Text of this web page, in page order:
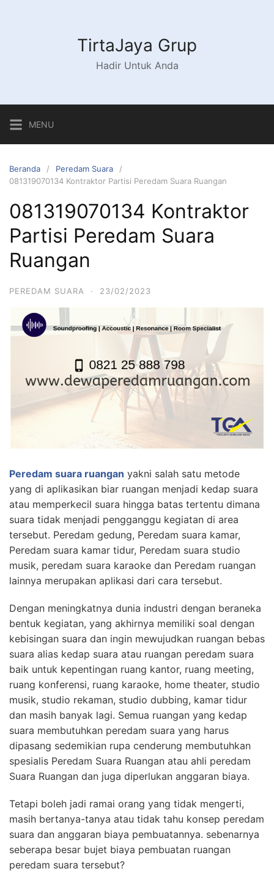
TirtaJaya Grup
Hadir Untuk Anda
MENU
Beranda
Peredam Suara
081319070134 Kontraktor Partisi Peredam Suara Ruangan
081319070134 Kontraktor
Partisi Peredam Suara
Ruangan
PEREDAM SUARA · 23/02/2023
Peredam suara ruangan yakni salah satu metode
yang di aplikasikan biar ruangan menjadi kedap suara
atau memperkecil suara hingga batas tertentu dimana
suara tidak menjadi pengganggu kegiatan di area
tersebut. Peredam gedung, Peredam suara kamar,
Peredam suara kamar tidur, Peredam suara studio
musik, peredam suara karaoke dan Peredam ruangan
lainnya merupakan aplikasi dari cara tersebut.
Dengan meningkatnya dunia industri dengan beraneka
bentuk kegiatan, yang akhirnya memiliki soal dengan
kebisingan suara dan ingin mewujudkan ruangan bebas
suara alias kedap suara atau ruangan peredam suara
baik untuk kepentingan ruang kantor, ruang meeting,
ruang konferensi, ruang karaoke, home theater, studio
musik, studio rekaman, studio dubbing, kamar tidur
dan masih banyak lagi. Semua ruangan yang kedap
suara membutuhkan peredam suara yang harus
dipasang sedemikian rupa cenderung membutuhkan
spesialis Peredam Suara Ruangan atau ahli peredam
Suara Ruangan dan juga diperlukan anggaran biaya.
Tetapi boleh jadi ramai orang yang tidak mengerti,
masih bertanya-tanya atau tidak tahu konsep peredam
suara dan anggaran biaya pembuatannya. sebenarnya
seberapa besar bujet biaya pembuatan ruangan
peredam suara tersebut?